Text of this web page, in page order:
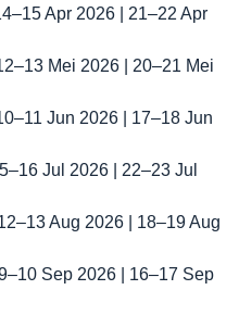
Apr 2026 | 21–22 Apr
Mei 2026 | 20–21 Mei
Jun 2026 | 17–18 Jun
Jul 2026 | 22–23 Jul
Aug 2026 | 18–19 Aug
Sep 2026 | 16–17 Sep